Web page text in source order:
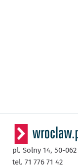
pl. Solny 14, 50-062
tel. 71 776 71 42